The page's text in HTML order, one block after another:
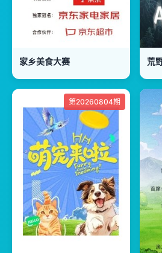
家乡美食大赛 荒
第20260804期